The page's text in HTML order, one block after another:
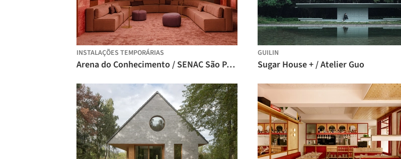
INSTALAÇÕES TEMPORÁRIAS
Arena do Conhecimento / SENAC São Paulo + Estudio Guto Requena
GUILIN
Sugar House + / Atelier Guo